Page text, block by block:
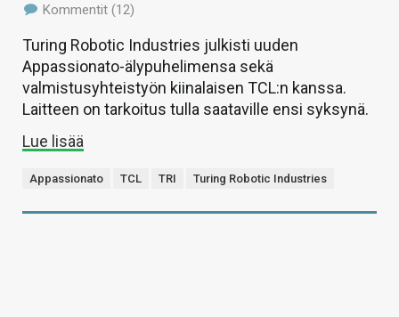
Kommentit (12)
Turing Robotic Industries julkisti uuden
Appassionato-älypuhelimensa sekä
valmistusyhteistyön kiinalaisen TCL:n kanssa.
Laitteen on tarkoitus tulla saataville ensi syksynä.
Lue lisää
Appassionato TCL TRI Turing Robotic Industries